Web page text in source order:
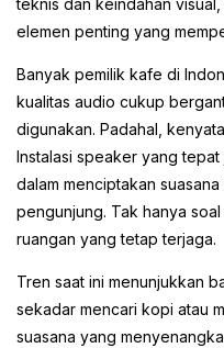
teknis dan keindahan
elemen penting yang
Banyak pemilik kafe di
kualitas audio cukup
digunakan. Padahal,
Instalasi speaker yang
dalam menciptakan
pengunjung. Tak hanya
ruangan yang tetap terjaga.
Tren saat ini menunjukkan
sekadar mencari kopi atau
suasana yang